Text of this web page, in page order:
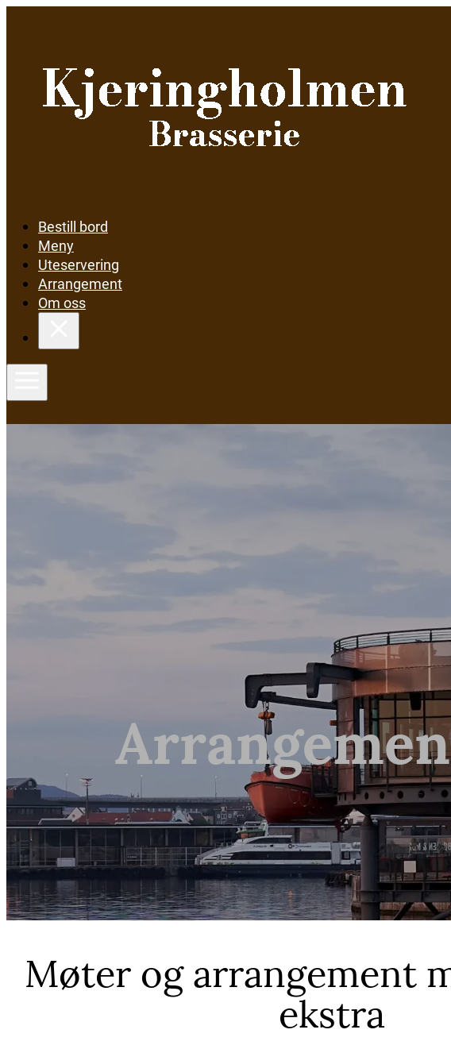
Bestill bord
Meny
Uteservering
Arrangement
Om oss
Møter og arrangement
ekstra